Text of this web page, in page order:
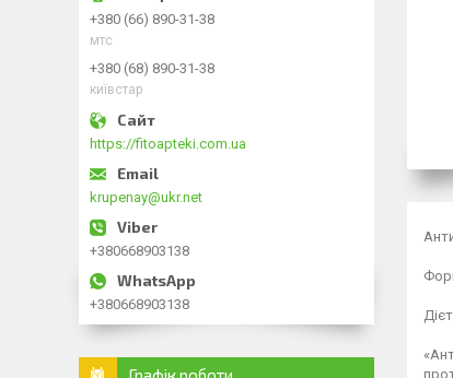
+380 (66) 890-31-38
мтс
+380 (68) 890-31-38
київстар
https://fitoapteki.com.ua
krupenay@ukr.net
+380668903138
+380668903138